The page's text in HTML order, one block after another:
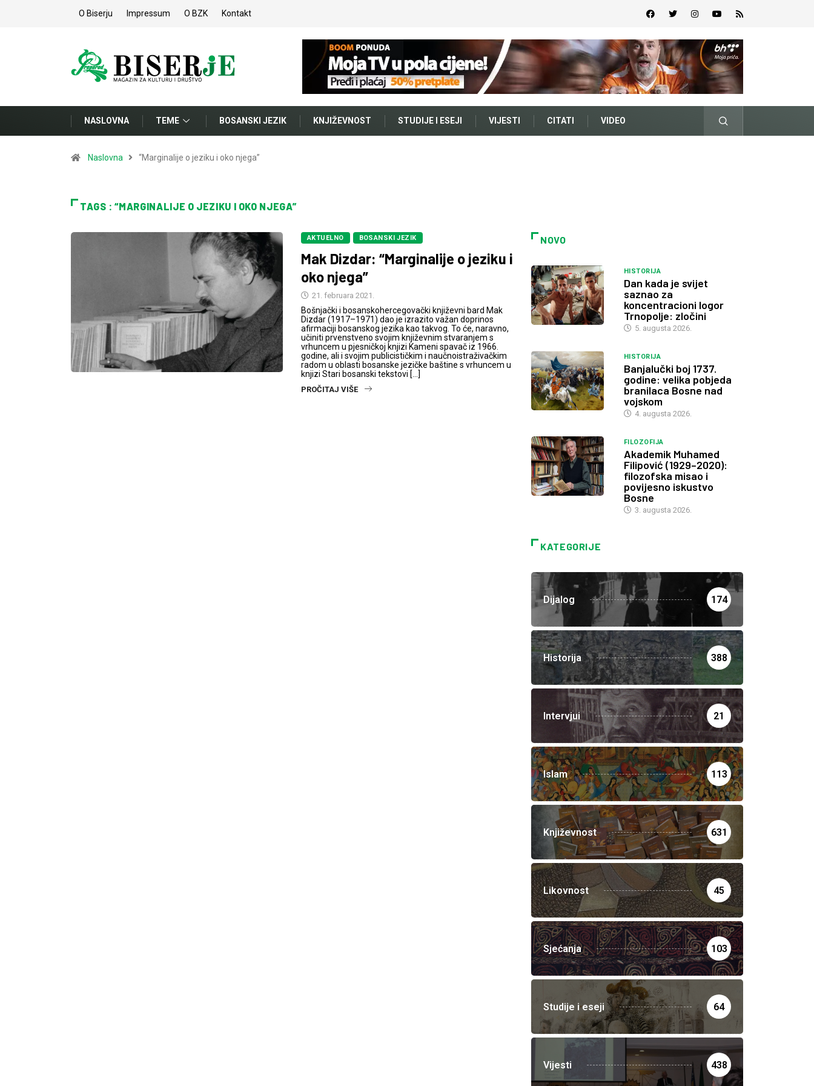
O Biserju Impressum O BZK Kontakt
NASLOVNA TEME BOSANSKI JEZIK KNJIŽEVNOST STUDIJE I ESEJI VIJESTI CITATI VIDEO
Naslovna “Marginalije o jeziku i oko njega”
TAGS : “MARGINALIJE O JEZIKU I OKO NJEGA”
AKTUELNO BOSANSKI JEZIK
Mak Dizdar: “Marginalije o jeziku i
oko njega”
21. februara 2021.
Bošnjački i bosanskohercegovački književni bard Mak
Dizdar (1917–1971) dao je izrazito važan doprinos
afirmaciji bosanskog jezika kao takvog. To će, naravno,
učiniti prvenstveno svojim književnim stvaranjem s
vrhuncem u pjesničkoj knjizi Kameni spavač iz 1966.
godine, ali i svojim publicističkim i naučnoistraživačkim
radom u oblasti bosanske jezičke baštine s vrhuncem u
knjizi Stari bosanski tekstovi […]
PROČITAJ VIŠE
NOVO
HISTORIJA
Dan kada je svijet
saznao za
koncentracioni logor
Trnopolje: zločini
5. augusta 2026.
HISTORIJA
Banjalučki boj 1737.
godine: velika pobjeda
branilaca Bosne nad
vojskom
4. augusta 2026.
FILOZOFIJA
Akademik Muhamed
Filipović (1929–2020):
filozofska misao i
povijesno iskustvo
Bosne
3. augusta 2026.
KATEGORIJE
Dijalog 174
Historija 388
Intervjui 21
Islam 113
Književnost 631
Likovnost 45
Sjećanja 103
Studije i eseji 64
Vijesti 438